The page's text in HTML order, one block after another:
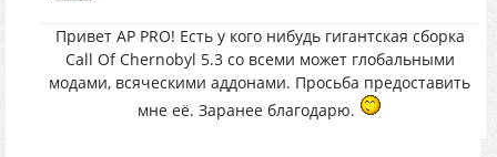
Привет AP PRO! Есть у кого нибудь гигантская сборка
Call Of Chernobyl 5.3 со всеми может глобальными
модами, всяческими аддонами. Просьба предоставить
мне её. Заранее благодарю.